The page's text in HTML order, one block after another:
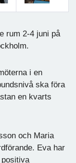
rum 2-4 juni på
i en
ska föra
en kvarts
och Maria
Eva har